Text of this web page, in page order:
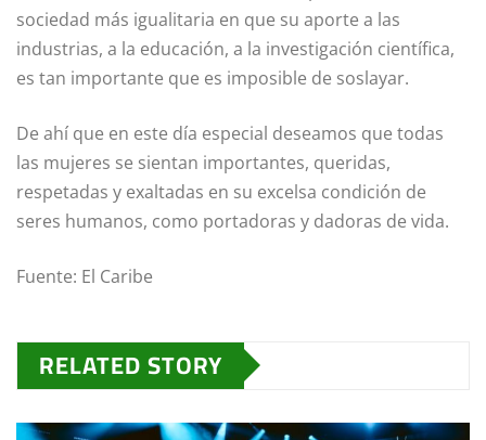
sociedad más igualitaria en que su aporte a las
industrias, a la educación, a la investigación científica,
es tan importante que es imposible de soslayar.
De ahí que en este día especial deseamos que todas
las mujeres se sientan importantes, queridas,
respetadas y exaltadas en su excelsa condición de
seres humanos, como portadoras y dadoras de vida.
Fuente: El Caribe
RELATED STORY